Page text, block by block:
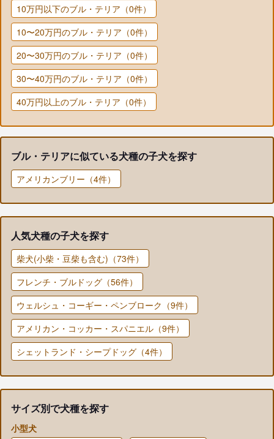
10万円以下のブル・テリア（0件）
10〜20万円のブル・テリア（0件）
20〜30万円のブル・テリア（0件）
30〜40万円のブル・テリア（0件）
40万円以上のブル・テリア（0件）
ブル・テリアに似ている犬種の子犬を探す
アメリカンブリー（4件）
人気犬種の子犬を探す
柴犬(小柴・豆柴も含む)（73件）
フレンチ・ブルドッグ（56件）
ウェルシュ・コーギー・ペンブローク（9件）
アメリカン・コッカー・スパニエル（9件）
シェットランド・シープドッグ（4件）
サイズ別で犬種を探す
小型犬